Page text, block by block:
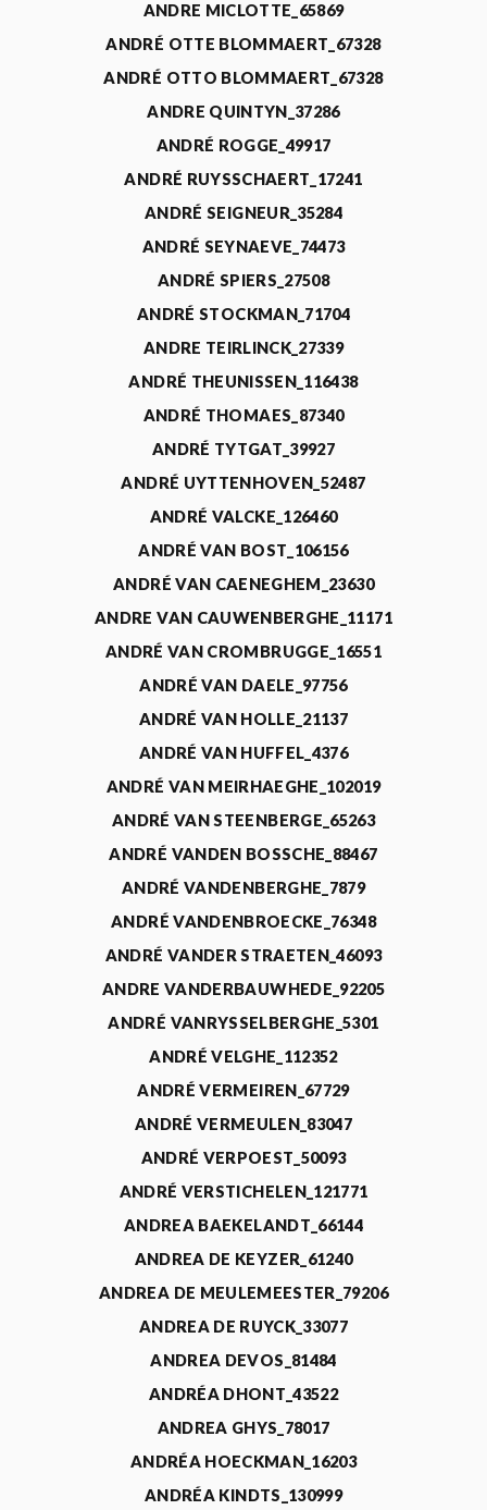
ANDRE MICLOTTE_65869
ANDRÉ OTTE BLOMMAERT_67328
ANDRÉ OTTO BLOMMAERT_67328
ANDRE QUINTYN_37286
ANDRÉ ROGGE_49917
ANDRÉ RUYSSCHAERT_17241
ANDRÉ SEIGNEUR_35284
ANDRÉ SEYNAEVE_74473
ANDRÉ SPIERS_27508
ANDRÉ STOCKMAN_71704
ANDRE TEIRLINCK_27339
ANDRÉ THEUNISSEN_116438
ANDRÉ THOMAES_87340
ANDRÉ TYTGAT_39927
ANDRÉ UYTTENHOVEN_52487
ANDRÉ VALCKE_126460
ANDRÉ VAN BOST_106156
ANDRÉ VAN CAENEGHEM_23630
ANDRE VAN CAUWENBERGHE_11171
ANDRÉ VAN CROMBRUGGE_16551
ANDRÉ VAN DAELE_97756
ANDRÉ VAN HOLLE_21137
ANDRÉ VAN HUFFEL_4376
ANDRÉ VAN MEIRHAEGHE_102019
ANDRÉ VAN STEENBERGE_65263
ANDRÉ VANDEN BOSSCHE_88467
ANDRÉ VANDENBERGHE_7879
ANDRÉ VANDENBROECKE_76348
ANDRÉ VANDER STRAETEN_46093
ANDRE VANDERBAUWHEDE_92205
ANDRÉ VANRYSSELBERGHE_5301
ANDRÉ VELGHE_112352
ANDRÉ VERMEIREN_67729
ANDRÉ VERMEULEN_83047
ANDRÉ VERPOEST_50093
ANDRÉ VERSTICHELEN_121771
ANDREA BAEKELANDT_66144
ANDREA DE KEYZER_61240
ANDREA DE MEULEMEESTER_79206
ANDREA DE RUYCK_33077
ANDREA DEVOS_81484
ANDRÉA DHONT_43522
ANDREA GHYS_78017
ANDRÉA HOECKMAN_16203
ANDRÉA KINDTS_130999